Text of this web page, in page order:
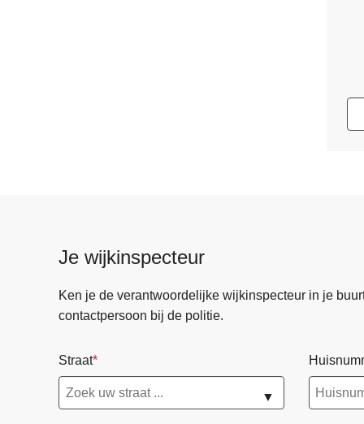
Je wijkinspecteur
Ken je de verantwoordelijke wijkinspecteur in je
contactpersoon bij de politie.
Straat
▼